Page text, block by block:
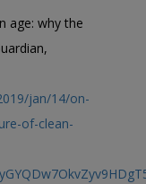
age: why the
jan/14/on-
of-clean-